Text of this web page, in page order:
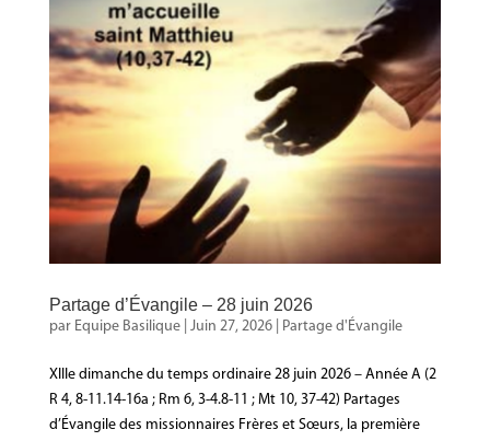
Partage d’Évangile – 28 juin 2026
par Equipe Basilique| Juin 27, 2026| Partage d'Évangile
XIIIe dimanche du temps ordinaire 28 juin 2026 – Année A (2
R 4, 8-11.14-16a ; Rm 6, 3-4.8-11 ; Mt 10, 37-42) Partages
d’Évangile des missionnaires Frères et Sœurs, la première